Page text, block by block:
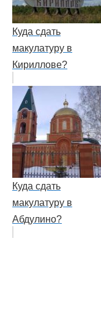
Куда сдать
макулатуру в
Кириллове?
Куда сдать
макулатуру в
Абдулино?